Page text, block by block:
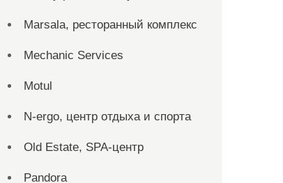
Marsala, ресторанный комплекс
Mechanic Services
Motul
N-ergo, центр отдыха и спорта
Old Estate, SPA-центр
Pandora